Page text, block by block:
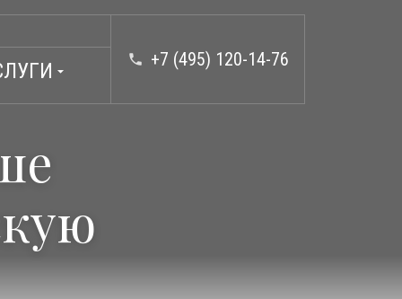
arrow_drop_down
phone +7 (495) 120-14-76